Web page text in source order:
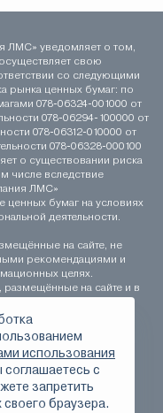
ЛМС» уведомляет о том,
свою
со следующими
рынка ценных бумаг: по
078-06324-001000 от
078-06294-100000 от
078-06312-010000 от
078-06328-000100
о существовании риска
числе вследствие
ЛМС»
ценных бумаг на условиях
деятельности.
на сайте, не
рекомендациями и
целях.
на сайте и в
вашему
целям,
к риску является
ЛМС» не несёт
в случае
в финансовые
материалах.
использования
соглашаетесь с
запретить
браузера.